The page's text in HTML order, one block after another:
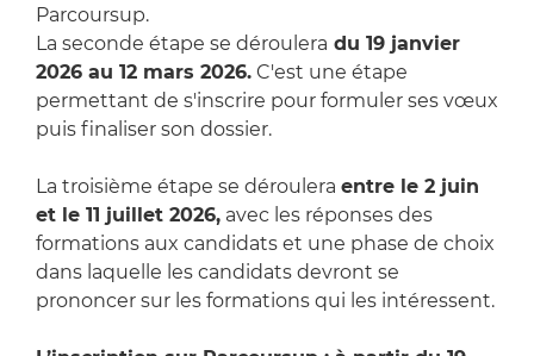
Parcoursup.
La seconde étape se déroulera du 19 janvier
2026 au 12 mars 2026. C'est une étape
permettant de s'inscrire pour formuler ses vœux
puis finaliser son dossier.
La troisième étape se déroulera entre le 2 juin
et le 11 juillet 2026, avec les réponses des
formations aux candidats et une phase de choix
dans laquelle les candidats devront se
prononcer sur les formations qui les intéressent.